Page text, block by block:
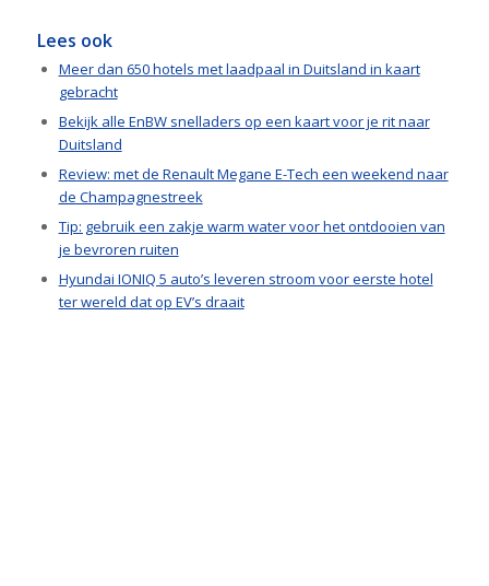
Lees ook
Meer dan 650 hotels met laadpaal in Duitsland in kaart
gebracht
Bekijk alle EnBW snelladers op een kaart voor je rit naar
Duitsland
Review: met de Renault Megane E-Tech een weekend naar
de Champagnestreek
Tip: gebruik een zakje warm water voor het ontdooien van
je bevroren ruiten
Hyundai IONIQ 5 auto’s leveren stroom voor eerste hotel
ter wereld dat op EV’s draait